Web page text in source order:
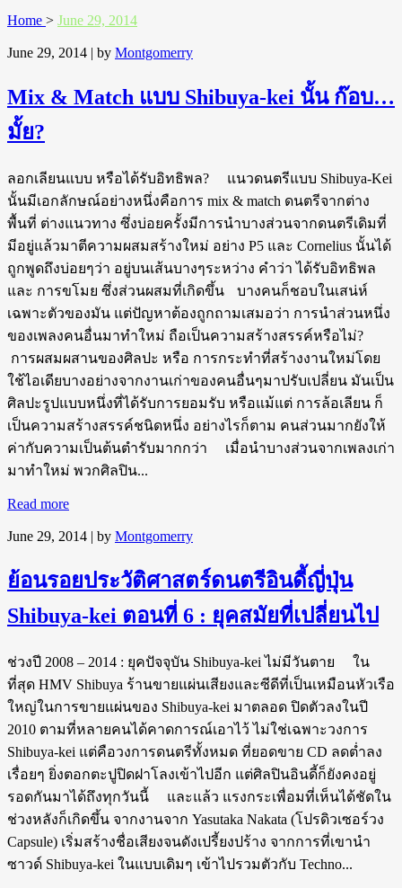
Home > June 29, 2014
June 29, 2014 | by Montgomerry
Mix & Match แบบ Shibuya-kei นั้น ก๊อบ…
มั้ย?
ลอกเลียนแบบ หรือได้รับอิทธิพล? แนวดนตรีแบบ Shibuya-Kei
นั้นมีเอกลักษณ์อย่างหนึ่งคือการ mix & match ดนตรีจากต่าง
พื้นที่ ต่างแนวทาง ซึ่งบ่อยครั้งมีการนำบางส่วนจากดนตรีเดิมที่
มีอยู่แล้วมาตีความผสมสร้างใหม่ อย่าง P5 และ Cornelius นั้นได้
ถูกพูดถึงบ่อยๆว่า อยู่บนเส้นบางๆระหว่าง คำว่า ได้รับอิทธิพล
และ การขโมย ซึ่งส่วนผสมที่เกิดขึ้น บางคนก็ชอบในเสน่ห์
เฉพาะตัวของมัน แต่ปัญหาต้องถูกถามเสมอว่า การนำส่วนหนึ่ง
ของเพลงคนอื่นมาทำใหม่ ถือเป็นความสร้างสรรค์หรือไม่?
การผสมผสานของศิลปะ หรือ การกระทำที่สร้างงานใหม่โดย
ใช้ไอเดียบางอย่างจากงานเก่าของคนอื่นๆมาปรับเปลี่ยน มันเป็น
ศิลปะรูปแบบหนึ่งที่ได้รับการยอมรับ หรือแม้แต่ การล้อเลียน ก็
เป็นความสร้างสรรค์ชนิดหนึ่ง อย่างไรก็ตาม คนส่วนมากยังให้
ค่ากับความเป็นต้นตำรับมากกว่า เมื่อนำบางส่วนจากเพลงเก่า
มาทำใหม่ พวกศิลปิน...
Read more
June 29, 2014 | by Montgomerry
ย้อนรอยประวัติศาสตร์ดนตรีอินดี้ญี่ปุ่น
Shibuya-kei ตอนที่ 6 : ยุคสมัยที่เปลี่ยนไป
ช่วงปี 2008 – 2014 : ยุคปัจจุบัน Shibuya-kei ไม่มีวันตาย ใน
ที่สุด HMV Shibuya ร้านขายแผ่นเสียงและซีดีที่เป็นเหมือนหัวเรือ
ใหญ่ในการขายแผ่นของ Shibuya-kei มาตลอด ปิดตัวลงในปี
2010 ตามที่หลายคนได้คาดการณ์เอาไว้ ไม่ใช่เฉพาะวงการ
Shibuya-kei แต่คือวงการดนตรีทั้งหมด ที่ยอดขาย CD ลดต่ำลง
เรื่อยๆ ยิ่งตอกตะปูปิดฝาโลงเข้าไปอีก แต่ศิลปินอินดี้ก็ยังคงอยู่
รอดกันมาได้ถึงทุกวันนี้ และแล้ว แรงกระเพื่อมที่เห็นได้ชัดใน
ช่วงหลังก็เกิดขึ้น จากงานจาก Yasutaka Nakata (โปรดิวเซอร์วง
Capsule) เริ่มสร้างชื่อเสียงจนดังเปรี้ยงปร้าง จากการที่เขานำ
ซาวด์ Shibuya-kei ในแบบเดิมๆ เข้าไปรวมตัวกับ Techno...